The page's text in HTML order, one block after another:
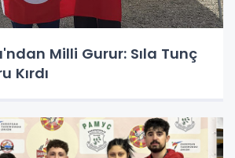
Milli Gurur: Sıla Tunç
Kırdı